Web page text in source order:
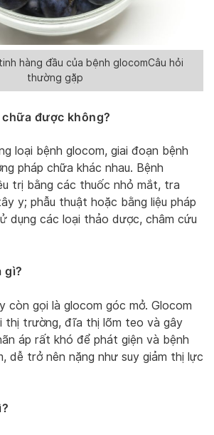
hàng đầu của bệnh glocomCâu hỏi
thường gặp
được không?
loại bệnh glocom, giai đoạn bệnh
pháp chữa khác nhau. Bệnh
trị bằng các thuốc nhỏ mắt, tra
y; phẫu thuật hoặc bằng liệu pháp
dụng các loại thảo dược, châm cứu
gì?
còn gọi là glocom góc mở. Glocom
thị trường, đĩa thị lõm teo và gây
áp rất khó để phát giện và bệnh
dễ trở nên nặng như suy giảm thị lực